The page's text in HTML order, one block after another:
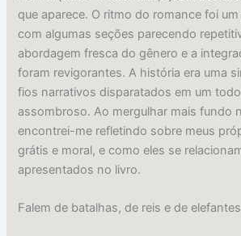
que aparece. O ritmo do romance foi
com algumas seções parecendo
abordagem fresca do gênero e a
foram revigorantes. A história era uma
fios narrativos disparatados em um
assombroso. Ao mergulhar mais fundo
encontrei-me refletindo sobre meus
grátis e moral, e como eles se
apresentados no livro.
Falem de batalhas, de reis e de